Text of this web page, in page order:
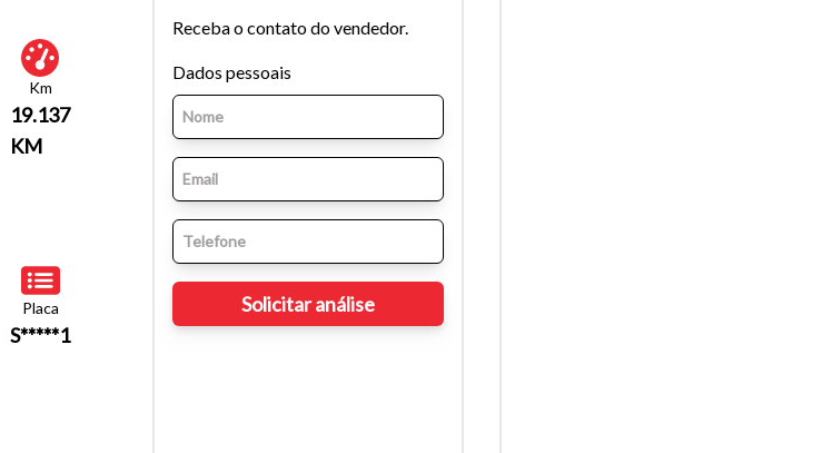
Km
19.137
KM
Placa
S*****1
Receba o contato do vendedor.
Dados pessoais